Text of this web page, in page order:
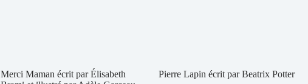
Merci Maman écrit par Élisabeth
Pierre Lapin écrit par Beatrix Potter